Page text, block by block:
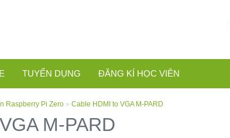
TUYỂN DỤNG ĐĂNG KÍ HỌC VIÊN
Raspberry Pi Zero » Cable HDMI to VGA M-PARD
M-PARD